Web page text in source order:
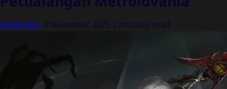
GEEKSAKU 3 November 2025 2 minutes read